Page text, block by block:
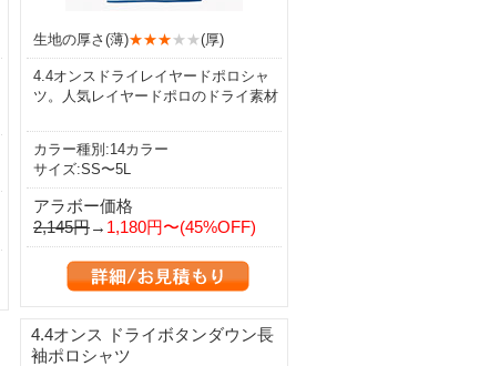
生地の厚さ(薄)★★★★★(厚)
4.4オンスドライレイヤードポロシャ
ツ。人気レイヤードポロのドライ素材
カラー種別:14カラー
サイズ:SS〜5L
アラボー価格
2,145円→ 1,180円〜(45%OFF)
4.4オンス ドライボタンダウン長
袖ポロシャツ